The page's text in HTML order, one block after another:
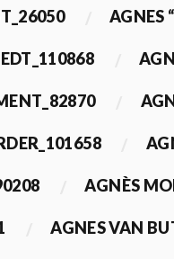
AGNES
AGNÈS
AGNES VAN